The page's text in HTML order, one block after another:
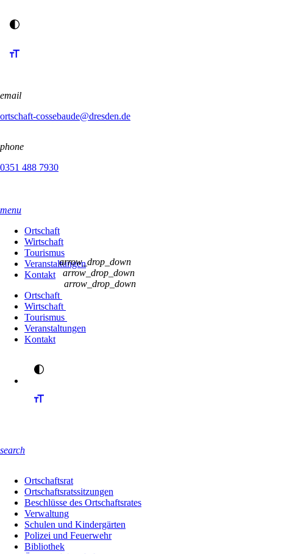
email
ortschaft-cossebaude@dresden.de
phone
0351 488 7930
menu
Ortschaft
Wirtschaft
Tourismus
Veranstaltungen
Kontakt
Ortschaft
arrow_drop_down
Wirtschaft
arrow_drop_down
Tourismus
arrow_drop_down
Veranstaltungen
Kontakt
search
Ortschaftsrat
Ortschaftsratssitzungen
Beschlüsse des Ortschaftsrates
Verwaltung
Schulen und Kindergärten
Polizei und Feuerwehr
Bibliothek